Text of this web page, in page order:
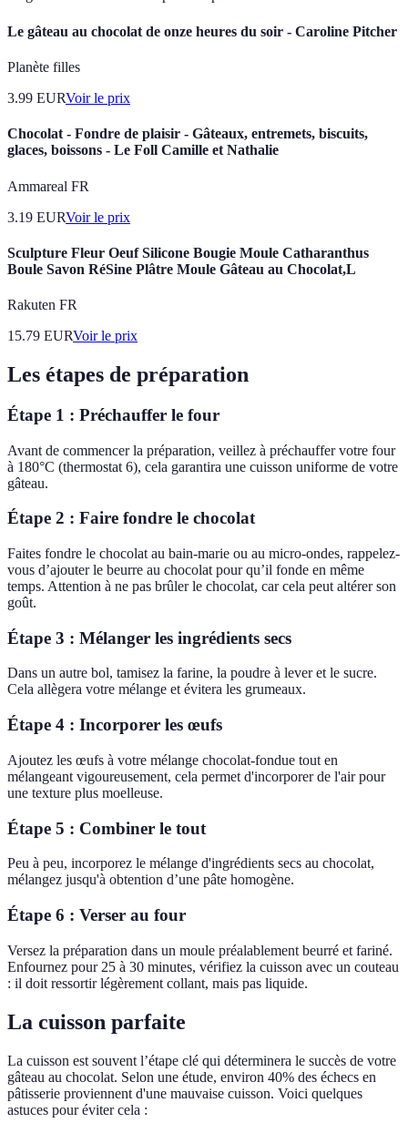
Le gâteau au chocolat de onze heures du soir - Caroline Pitcher
Planète filles
3.99 EURVoir le prix
Chocolat - Fondre de plaisir - Gâteaux, entremets, biscuits,
glaces, boissons - Le Foll Camille et Nathalie
Ammareal FR
3.19 EURVoir le prix
Sculpture Fleur Oeuf Silicone Bougie Moule Catharanthus
Boule Savon RéSine Plâtre Moule Gâteau au Chocolat,L
Rakuten FR
15.79 EURVoir le prix
Les étapes de préparation
Étape 1 : Préchauffer le four
Avant de commencer la préparation, veillez à préchauffer votre four
à 180°C (thermostat 6), cela garantira une cuisson uniforme de votre
gâteau.
Étape 2 : Faire fondre le chocolat
Faites fondre le chocolat au bain-marie ou au micro-ondes, rappelez-
vous d’ajouter le beurre au chocolat pour qu’il fonde en même
temps. Attention à ne pas brûler le chocolat, car cela peut altérer son
goût.
Étape 3 : Mélanger les ingrédients secs
Dans un autre bol, tamisez la farine, la poudre à lever et le sucre.
Cela allègera votre mélange et évitera les grumeaux.
Étape 4 : Incorporer les œufs
Ajoutez les œufs à votre mélange chocolat-fondue tout en
mélangeant vigoureusement, cela permet d'incorporer de l'air pour
une texture plus moelleuse.
Étape 5 : Combiner le tout
Peu à peu, incorporez le mélange d'ingrédients secs au chocolat,
mélangez jusqu'à obtention d’une pâte homogène.
Étape 6 : Verser au four
Versez la préparation dans un moule préalablement beurré et fariné.
Enfournez pour 25 à 30 minutes, vérifiez la cuisson avec un couteau
: il doit ressortir légèrement collant, mais pas liquide.
La cuisson parfaite
La cuisson est souvent l’étape clé qui déterminera le succès de votre
gâteau au chocolat. Selon une étude, environ 40% des échecs en
pâtisserie proviennent d'une mauvaise cuisson. Voici quelques
astuces pour éviter cela :